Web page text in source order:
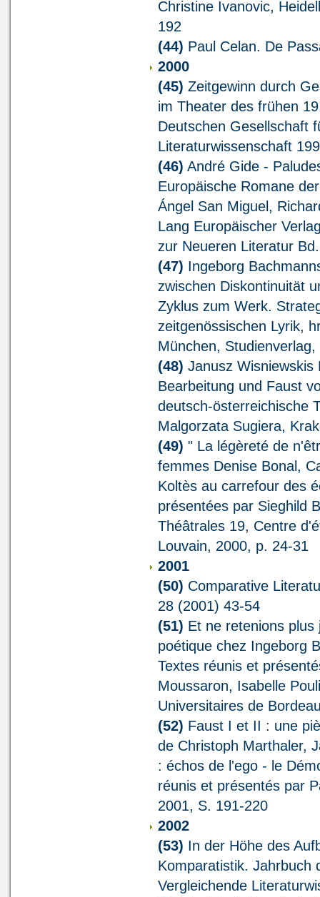
Christine Ivanovic,
192
(44) Paul Celan. De
2000
(45) Zeitgewinn durch
im Theater des frühen
Deutschen Gesellschaft
Literaturwissenschaft
(46) André Gide -
Europäische Romane
Ángel San Miguel,
Lang Europäischer
zur Neueren Literatur
(47) Ingeborg
zwischen Diskontinuität
Zyklus zum Werk.
zeitgenössischen Lyrik,
München,
(48) Janusz Wisniewskis
Bearbeitung und Faust
deutsch-österreichische
Malgorzata Sugiera,
(49) " La légèreté de
femmes Denise Bonal,
Koltès au carrefour des
présentées par Sieghild
Théâtrales 19, Centre
Louvain, 2000, p. 24-31
2001
(50) Comparative
28 (2001) 43-54
(51) Et ne retenions
poétique chez Ingeborg
Textes réunis et
Moussaron, Isabelle
Universitaires de
(52) Faust I et II : une
de Christoph Marthaler,
: échos de l'ego - le
réunis et présentés par
2001, S. 191-220
2002
(53) In der Höhe des
Komparatistik. Jahrbuch
Vergleichende